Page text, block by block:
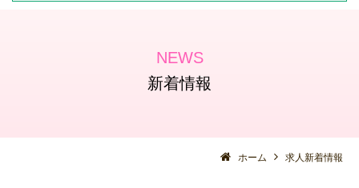
NEWS
新着情報
ホーム 求人新着情報